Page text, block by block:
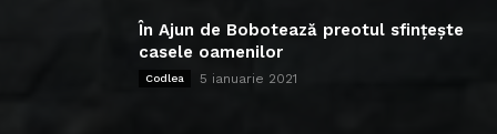
În Ajun de Bobotează preotul sfințește
casele oamenilor
Codlea 5 ianuarie 2021